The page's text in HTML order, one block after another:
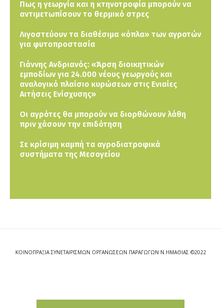
Πως η γεωργία και η κτηνοτροφία μπορούν να
αντιμετωπίσουν το θερμικό στρες
Λιγοστεύουν τα διαθέσιμα «όπλα» των αγροτών
για φυτοπροστασία
Γιάννης Ανδριανός: «Άρση διοικητικών
εμποδίων για 24.000 νέους γεωργούς και
αναλογικό πλαίσιο κυρώσεων στις Ενιαίες
Αιτήσεις Ενίσχυσης»
Οι αγρότες θα μπορούν να διορθώνουν λάθη
πριν χάσουν την επιδότηση
Σε κρίσιμη καμπή τα αγροδιατροφικά
συστήματα της Μεσογείου
ΚΟΙΝΟΠΡΑΞΙΑ ΣΥΝΕΤΑΙΡΙΣΜΩΝ ΟΡΓΑΝΩΣΕΩΝ ΠΑΡΑΓΩΓΩΝ Ν.ΗΜΑΘΙΑΣ ©2022